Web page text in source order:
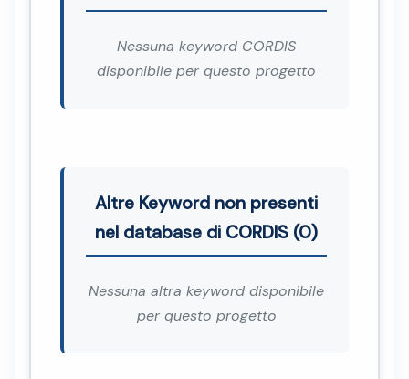
Nessuna keyword CORDIS
disponibile per questo progetto
Altre Keyword non presenti
nel database di CORDIS (0)
Nessuna altra keyword disponibile
per questo progetto